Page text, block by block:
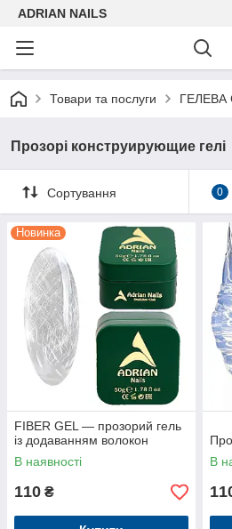
ADRIAN NAILS
Товари та послуги
Прозорі конструирующие гелі
Сортування 0
Новинка
FIBER GEL — прозорий гель
із додаванням волокон
В наявності
110 ₴
В